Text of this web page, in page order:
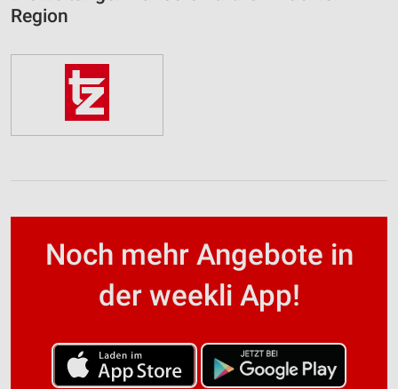
Region
Noch mehr Angebote in
der weekli App!